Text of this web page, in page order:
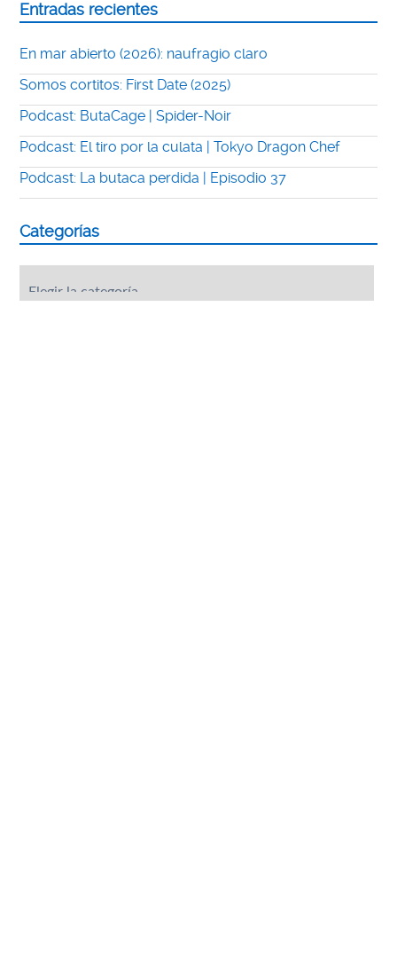
Entradas recientes
En mar abierto (2026): naufragio claro
Somos cortitos: First Date (2025)
Podcast: ButaCage | Spider-Noir
Podcast: El tiro por la culata | Tokyo Dragon Chef
Podcast: La butaca perdida | Episodio 37
Categorías